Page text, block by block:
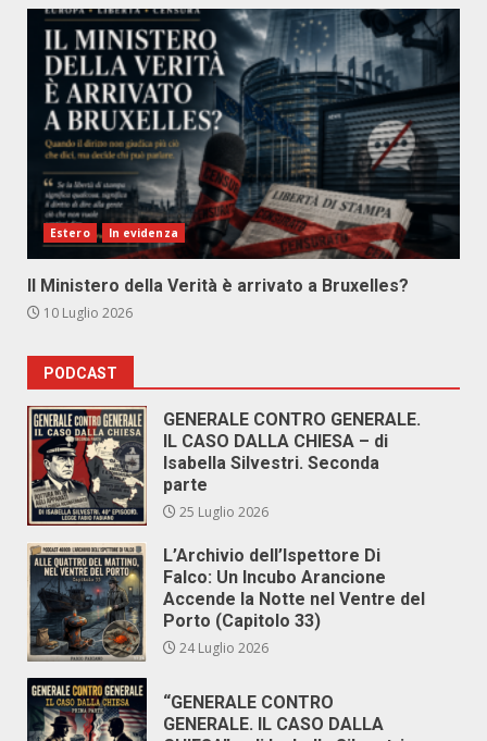
Estero In evidenza
Il Ministero della Verità è arrivato a Bruxelles?
10 Luglio 2026
PODCAST
GENERALE CONTRO GENERALE.
IL CASO DALLA CHIESA – di
Isabella Silvestri. Seconda
parte
25 Luglio 2026
L’Archivio dell’Ispettore Di
Falco: Un Incubo Arancione
Accende la Notte nel Ventre del
Porto (Capitolo 33)
24 Luglio 2026
“GENERALE CONTRO
GENERALE. IL CASO DALLA